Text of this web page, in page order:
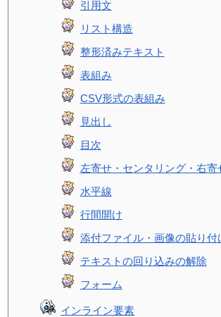
引用文
リスト構造
整形済みテキスト
表組み
CSV形式の表組み
見出し
目次
左寄せ・センタリング・右寄
水平線
行間開け
添付ファイル・画像の貼り付
テキストの回り込みの解除
フォーム
インライン要素